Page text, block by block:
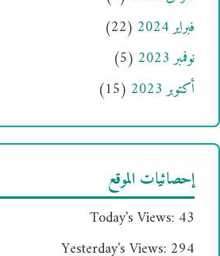
فبراير 2024
(22)
نوفمبر 2023
(5)
أكتوبر 2023
(15)
إحصائيات الموقع
Today's Views: 43
Yesterday's Views: 294